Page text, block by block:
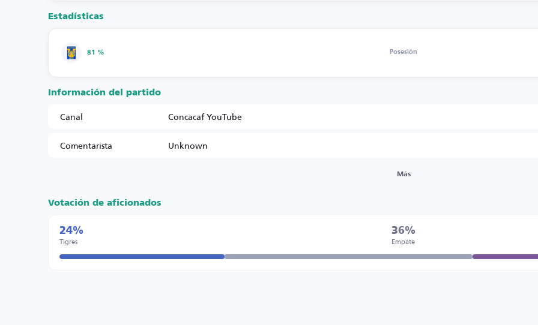
Estadísticas
81 % Posesión
Información del partido
Canal
Concacaf YouTube
Comentarista
Unknown
Más
Votación de aficionados
24%
Tigres
36%
Empate